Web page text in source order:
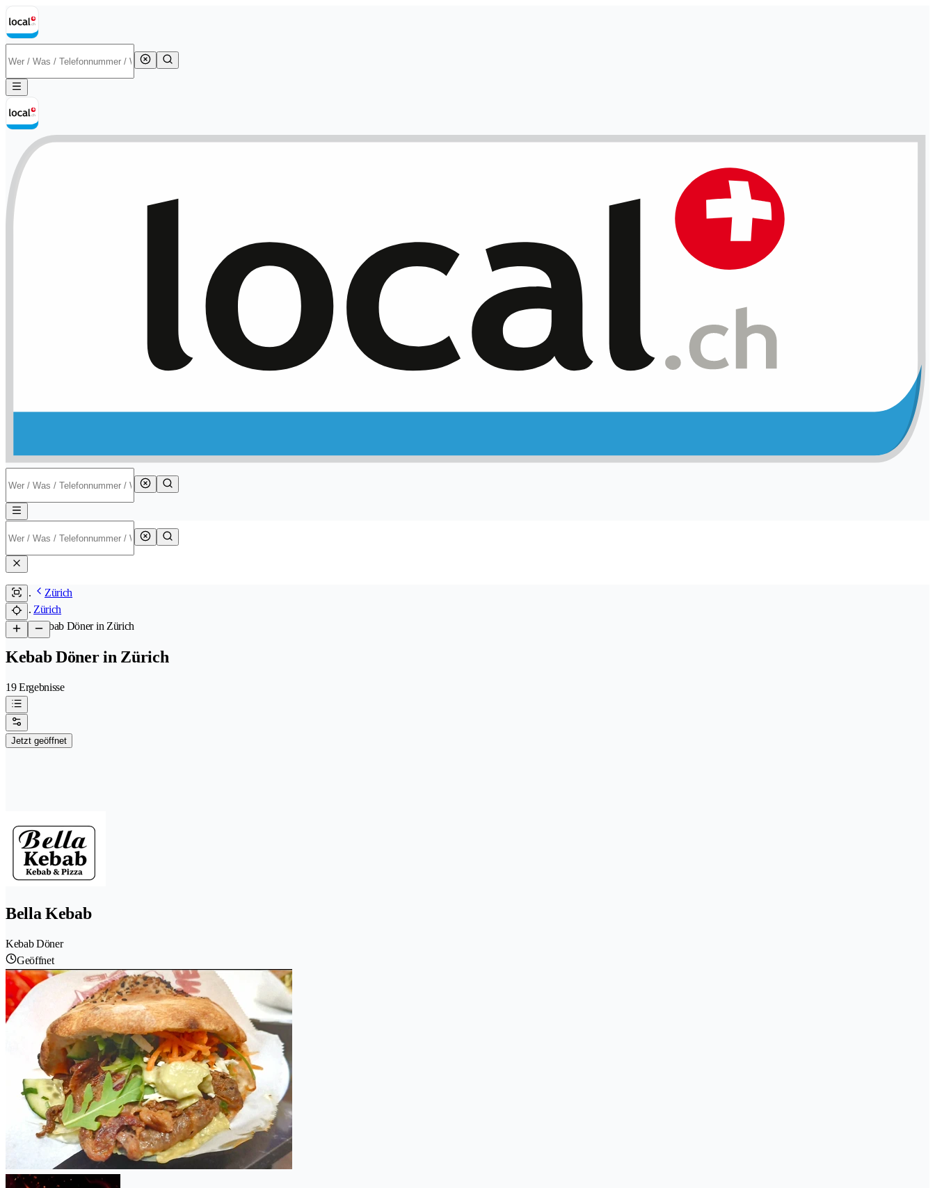
Zürich
Zürich
/Kebab Döner in Zürich
Kebab Döner in Zürich
19 Ergebnisse
Jetzt geöffnet
Bella Kebab
Kebab Döner
Geöffnet